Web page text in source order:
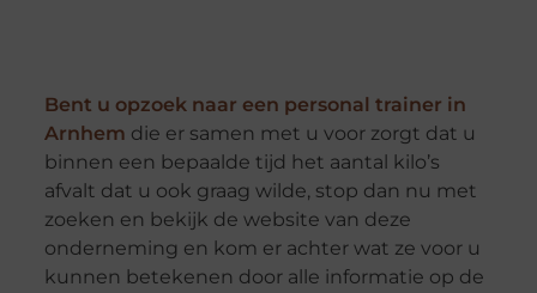
Bent u opzoek naar een personal trainer in
Arnhem die er samen met u voor zorgt dat u
binnen een bepaalde tijd het aantal kilo’s
afvalt dat u ook graag wilde, stop dan nu met
zoeken en bekijk de website van deze
onderneming en kom er achter wat ze voor u
kunnen betekenen door alle informatie op de